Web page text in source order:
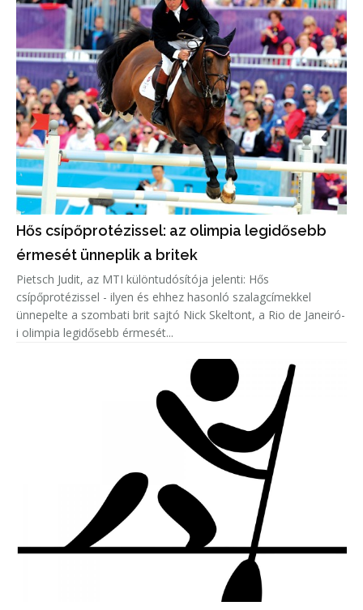
Hős csípőprotézissel: az olimpia legidősebb
érmesét ünneplik a britek
Pietsch Judit, az MTI különtudósítója jelenti: Hős
csípőprotézissel - ilyen és ehhez hasonló szalagcímekkel
ünnepelte a szombati brit sajtó Nick Skeltont, a Rio de Janeiró-
i olimpia legidősebb érmesét...